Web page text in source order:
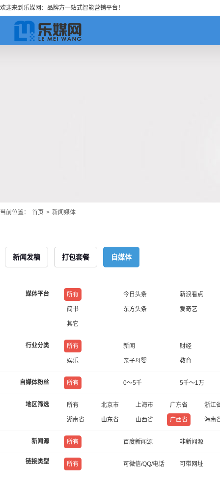
欢迎来到乐媒网：品牌方一站式智能营销平台！
当前位置： 首页 > 新闻媒体
新闻发稿 打包套餐 自媒体
媒体平台 所有 今日头条 新浪看点
简书 东方头条 爱奇艺
其它
行业分类 所有 新闻 财经
娱乐 亲子母婴 教育
自媒体粉丝 所有 0～5千 5千～1万
地区筛选 所有 北京市 上海市 广东省 浙江
湖南省 山东省 山西省 广西省 海南
新闻源 所有 百度新闻源 非新闻源
链接类型 所有 可微信/QQ/电话 可带网址